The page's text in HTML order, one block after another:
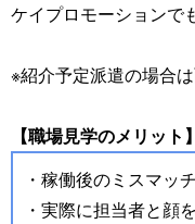
ケイプロモーションで
※紹介予定派遣の場合
【職場見学のメリット】
・稼働後のミスマッ
・実際に担当者と顔